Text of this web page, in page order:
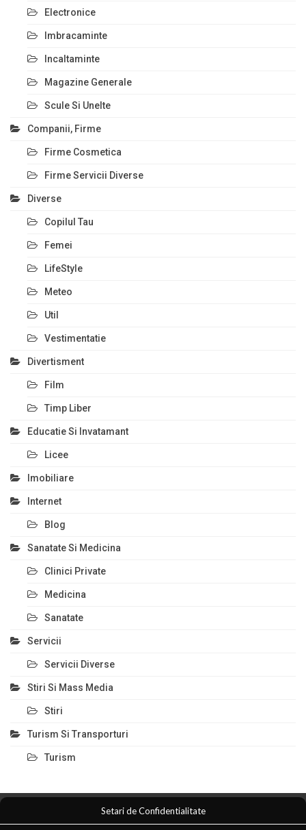
Electronice
Imbracaminte
Incaltaminte
Magazine Generale
Scule Si Unelte
Companii, Firme
Firme Cosmetica
Firme Servicii Diverse
Diverse
Copilul Tau
Femei
LifeStyle
Meteo
Util
Vestimentatie
Divertisment
Film
Timp Liber
Educatie Si Invatamant
Licee
Imobiliare
Internet
Blog
Sanatate Si Medicina
Clinici Private
Medicina
Sanatate
Servicii
Servicii Diverse
Stiri Si Mass Media
Stiri
Turism Si Transporturi
Turism
Comert Si Magazine Magazin Online Anunturi Servicii
Setari de Confidentialitate